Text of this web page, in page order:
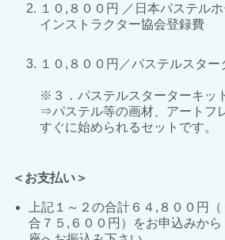
１０,８００円 ／日本パステル
インストラクター協会登録費
１０,８００円／パステルスタ
※３．パステルスターターキッ
⇒パステル等の画材、アートフ
すぐに始められるセットです。
＜お支払い＞
上記１～２の合計６４,８００円
合７５,６００円）をお申込みか